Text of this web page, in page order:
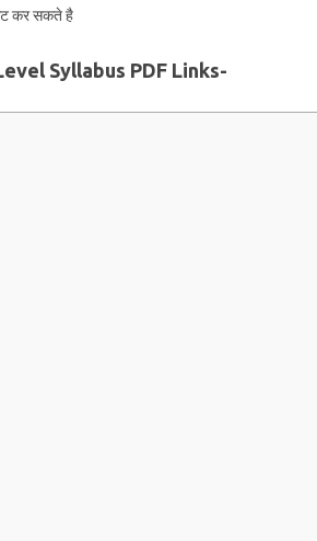
कर सकते है
Syllabus PDF Links-